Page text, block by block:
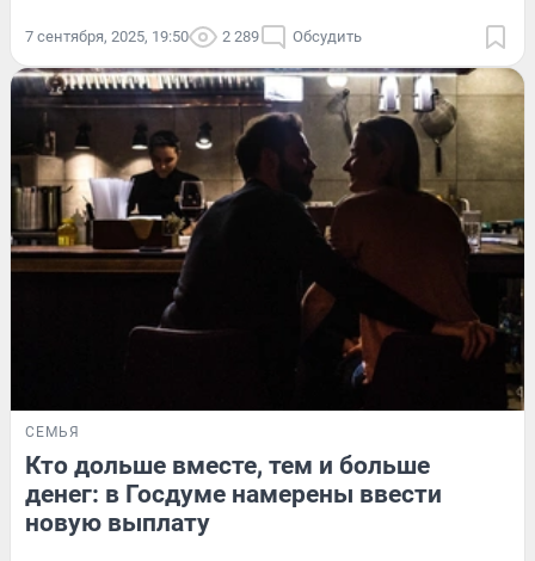
7 сентября, 2025, 19:50 2 289 Обсудить
СЕМЬЯ
Кто дольше вместе, тем и больше
денег: в Госдуме намерены ввести
новую выплату